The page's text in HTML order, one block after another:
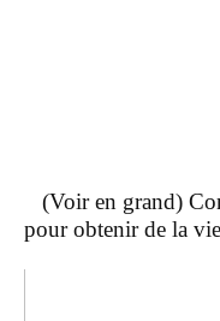
(Voir en grand)
pour obtenir de la